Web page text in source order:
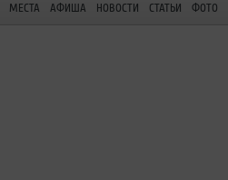
МЕСТА АФИША НОВОСТИ СТАТЬИ ФОТО